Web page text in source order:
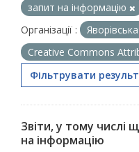
запит на інформацію
Організації :
Creative Commons
Фільтрувати
Звіти, у тому числі
на інформацію